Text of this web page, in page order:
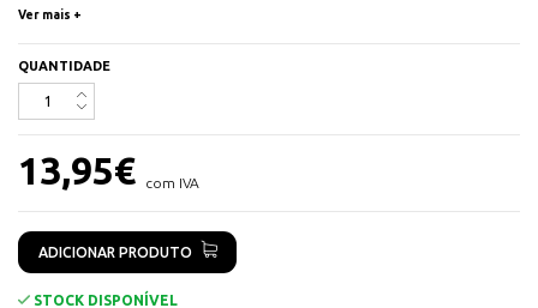
Medidas: 179 (Al) x 84 (Lg) x 50 (Fd) mm
Feito em liga de alumínio
Ver mais +
QUANTIDADE
13,95€ com IVA
ADICIONAR PRODUTO
STOCK DISPONÍVEL